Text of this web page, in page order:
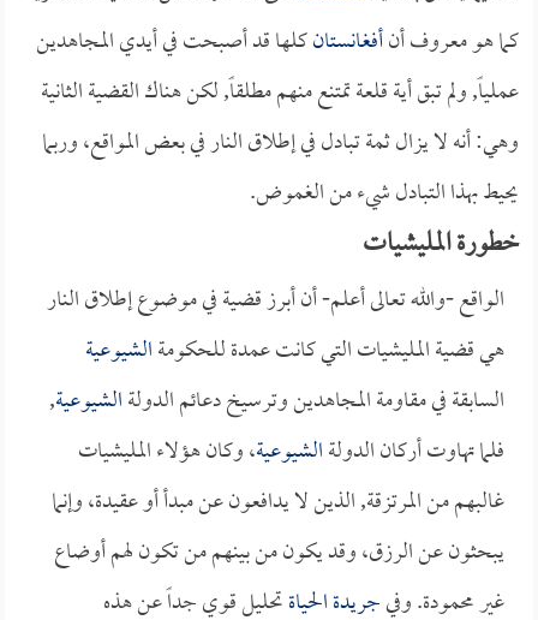
كما هو معروف أنأفغانستانكلها قد أصبحت في أيدي المجاهدين
عملياً, ولم تبق أية قلعة تمتنع منهم مطلقاً, لكن هناك القضية الثانية
وهي: أنه لا يزال ثمة تبادل في إطلاق النار في بعض المواقع، وربما
يحيط بهذا التبادل شيء من الغموض.
خطورة المليشيات
الواقع -والله تعالى أعلم- أن أبرز قضية في موضوع إطلاق النار
هي قضية المليشيات التي كانت عمدة للحكومةالشيوعية
السابقة في مقاومة المجاهدين وترسيخ دعائم الدولةالشيوعية,
فلما تهاوت أركان الدولةالشيوعية، وكان هؤلاء المليشيات
غالبهم من المرتزقة, الذين لا يدافعون عن مبدأ أو عقيدة، وإنما
يبحثون عن الرزق، وقد يكون من بينهم من تكون لهم أوضاع
غير محمودة. وفيجريدة الحياةتحليل قوي جداً عن هذه